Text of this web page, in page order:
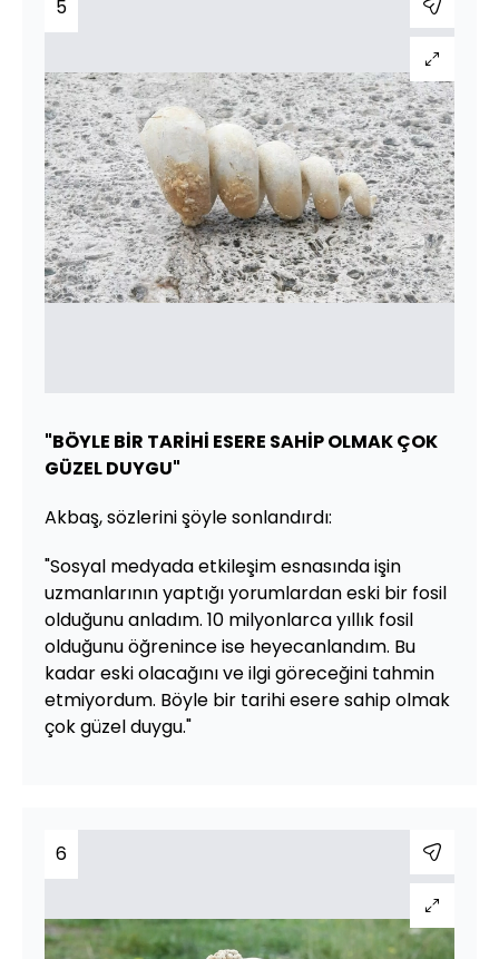
5
"BÖYLE BİR TARİHİ ESERE SAHİP OLMAK ÇOK
GÜZEL DUYGU"
Akbaş, sözlerini şöyle sonlandırdı:
"Sosyal medyada etkileşim esnasında işin
uzmanlarının yaptığı yorumlardan eski bir fosil
olduğunu anladım. 10 milyonlarca yıllık fosil
olduğunu öğrenince ise heyecanlandım. Bu
kadar eski olacağını ve ilgi göreceğini tahmin
etmiyordum. Böyle bir tarihi esere sahip olmak
çok güzel duygu."
6